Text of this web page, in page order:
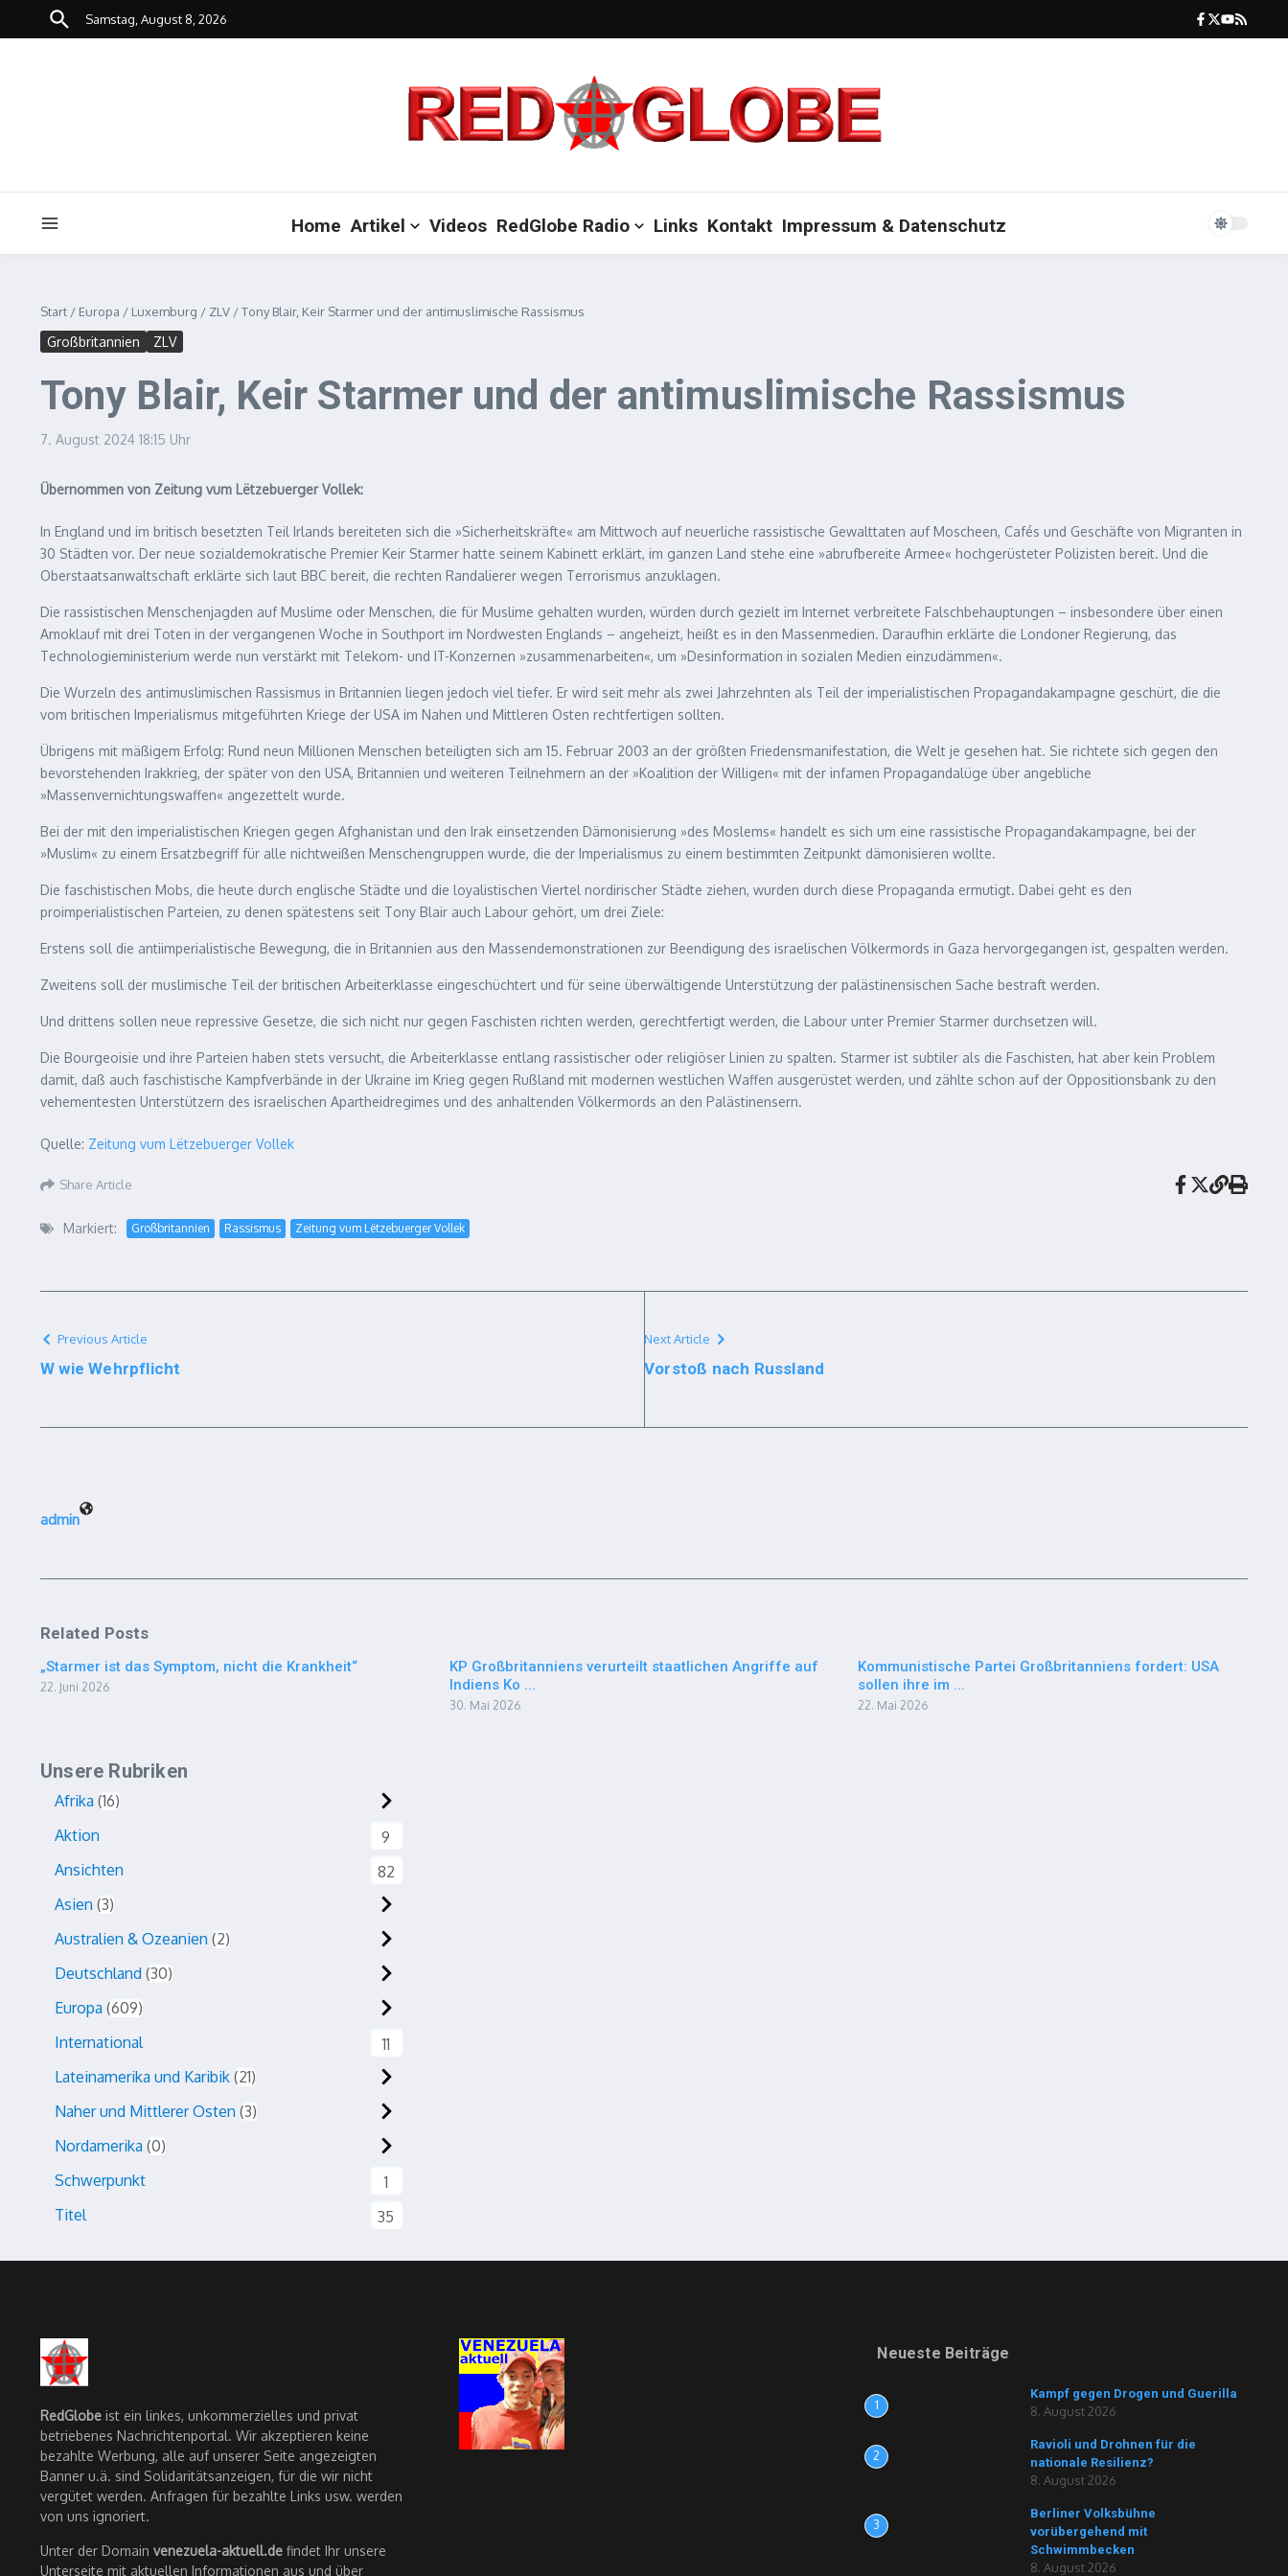
Zum Inhalt springen
Samstag, August 8, 2026
Home Artikel Videos RedGlobe Radio Links Kontakt Impressum & Datenschutz
Start / Europa / Luxemburg / ZLV /Tony Blair, Keir Starmer und der antimuslimische Rassismus
Großbritannien ZLV
Tony Blair, Keir Starmer und der antimuslimische Rassismus
7. August 2024 18:15 Uhr
Übernommen von Zeitung vum Lëtzebuerger Vollek:
In England und im britisch besetzten Teil Irlands bereiteten sich die »Sicherheitskräfte« am Mittwoch auf neuerliche rassistische Gewalttaten auf Moscheen, Cafés und Geschäfte von Migranten in
30 Städten vor. Der neue sozialdemokratische Premier Keir Starmer hatte seinem Kabinett erklärt, im ganzen Land stehe eine »abrufbereite Armee« hochgerüsteter Polizisten bereit. Und die
Oberstaatsanwaltschaft erklärte sich laut BBC bereit, die rechten Randalierer wegen Terrorismus anzuklagen.
Die rassistischen Menschenjagden auf Muslime oder Menschen, die für Muslime gehalten wurden, würden durch gezielt im Internet verbreitete Falschbehauptungen – insbesondere über einen
Amoklauf mit drei Toten in der vergangenen Woche in Southport im Nordwesten Englands – angeheizt, heißt es in den Massenmedien. Daraufhin erklärte die Londoner Regierung, das
Technologieministerium werde nun verstärkt mit Telekom- und IT-Konzernen »zusammenarbeiten«, um »Desinformation in sozialen Medien einzudämmen«.
Die Wurzeln des antimuslimischen Rassismus in Britannien liegen jedoch viel tiefer. Er wird seit mehr als zwei Jahrzehnten als Teil der imperialistischen Propagandakampagne geschürt, die die
vom britischen Imperialismus mitgeführten Kriege der USA im Nahen und Mittleren Osten rechtfertigen sollten.
Übrigens mit mäßigem Erfolg: Rund neun Millionen Menschen beteiligten sich am 15. Februar 2003 an der größten Friedensmanifestation, die Welt je gesehen hat. Sie richtete sich gegen den
bevorstehenden Irakkrieg, der später von den USA, Britannien und weiteren Teilnehmern an der »Koalition der Willigen« mit der infamen Propagandalüge über angebliche
»Massenvernichtungswaffen« angezettelt wurde.
Bei der mit den imperialistischen Kriegen gegen Afghanistan und den Irak einsetzenden Dämonisierung »des Moslems« handelt es sich um eine rassistische Propagandakampagne, bei der
»Muslim« zu einem Ersatzbegriff für alle nichtweißen Menschengruppen wurde, die der Imperialismus zu einem bestimmten Zeitpunkt dämonisieren wollte.
Die faschistischen Mobs, die heute durch englische Städte und die loyalistischen Viertel nordirischer Städte ziehen, wurden durch diese Propaganda ermutigt. Dabei geht es den
proimperialistischen Parteien, zu denen spätestens seit Tony Blair auch Labour gehört, um drei Ziele:
Erstens soll die antiimperialistische Bewegung, die in Britannien aus den Massendemonstrationen zur Beendigung des israelischen Völkermords in Gaza hervorgegangen ist, gespalten werden.
Zweitens soll der muslimische Teil der britischen Arbeiterklasse eingeschüchtert und für seine überwältigende Unterstützung der palästinensischen Sache bestraft werden.
Und drittens sollen neue repressive Gesetze, die sich nicht nur gegen Faschisten richten werden, gerechtfertigt werden, die Labour unter Premier Starmer durchsetzen will.
Die Bourgeoisie und ihre Parteien haben stets versucht, die Arbeiterklasse entlang rassistischer oder religiöser Linien zu spalten. Starmer ist subtiler als die Faschisten, hat aber kein Problem
damit, daß auch faschistische Kampfverbände in der Ukraine im Krieg gegen Rußland mit modernen westlichen Waffen ausgerüstet werden, und zählte schon auf der Oppositionsbank zu den
vehementesten Unterstützern des israelischen Apartheidregimes und des anhaltenden Völkermords an den Palästinensern.
Quelle: Zeitung vum Lëtzebuerger Vollek
Share Article
Markiert: Großbritannien Rassismus Zeitung vum Lëtzebuerger Vollek
Previous Article
W wie Wehrpflicht
Next Article
Vorstoß nach Russland
admin
Related Posts
„Starmer ist das Symptom, nicht die Krankheit“
22. Juni 2026
KP Großbritanniens verurteilt staatlichen Angriffe auf
Indiens Ko ...
30. Mai 2026
Kommunistische Partei Großbritanniens fordert: USA
sollen ihre im ...
22. Mai 2026
Unsere Rubriken
Afrika 16
Aktion
9
Ansichten
82
Asien 3
Australien & Ozeanien 2
Deutschland 30
Europa 609
International
11
Lateinamerika und Karibik 21
Naher und Mittlerer Osten 3
Nordamerika 0
Schwerpunkt
1
Titel
35
RedGlobe ist ein linkes, unkommerzielles und privat
betriebenes Nachrichtenportal. Wir akzeptieren keine
bezahlte Werbung, alle auf unserer Seite angezeigten
Banner u.ä. sind Solidaritätsanzeigen, für die wir nicht
vergütet werden. Anfragen für bezahlte Links usw. werden
von uns ignoriert.
Unter der Domain venezuela-aktuell.de findet Ihr unsere
Unterseite mit aktuellen Informationen aus und über
Neueste Beiträge
1
Kampf gegen Drogen und Guerilla
8. August 2026
2
Ravioli und Drohnen für die
nationale Resilienz?
8. August 2026
3
Berliner Volksbühne
vorübergehend mit
Schwimmbecken
8. August 2026